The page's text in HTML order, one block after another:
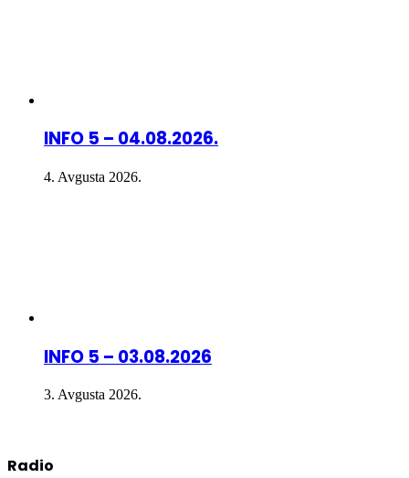
INFO 5 – 04.08.2026.
4. Avgusta 2026.
INFO 5 – 03.08.2026
3. Avgusta 2026.
Radio